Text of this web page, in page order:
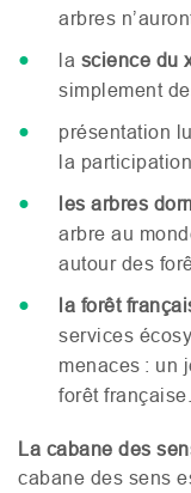
arbres
la science du
simplement
présentation
la
les arbres
arbre au
autour des
la forêt
services
menaces : un
forêt française.
La cabane des
cabane des sens